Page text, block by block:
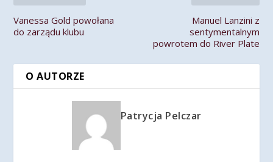
Vanessa Gold powołana
do zarządu klubu
Manuel Lanzini z
sentymentalnym
powrotem do River Plate
O AUTORZE
Patrycja Pelczar